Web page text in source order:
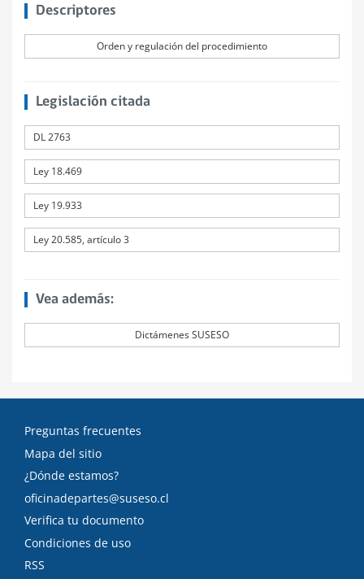
Descriptores
Orden y regulación del procedimiento
Legislación citada
DL 2763
Ley 18.469
Ley 19.933
Ley 20.585, artículo 3
Vea además:
Dictámenes SUSESO
Preguntas frecuentes
Mapa del sitio
¿Dónde estamos?
oficinadepartes@suseso.cl
Verifica tu documento
Condiciones de uso
RSS